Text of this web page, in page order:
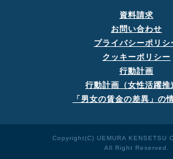
資料請求
お問い合わせ
プライバシーポリシ
クッキーポリシー
行動計画
行動計画（女性活躍推
「男女の賃金の差異」の
Copyright(C) UEMURA KENSETSU
All Right Reserved.